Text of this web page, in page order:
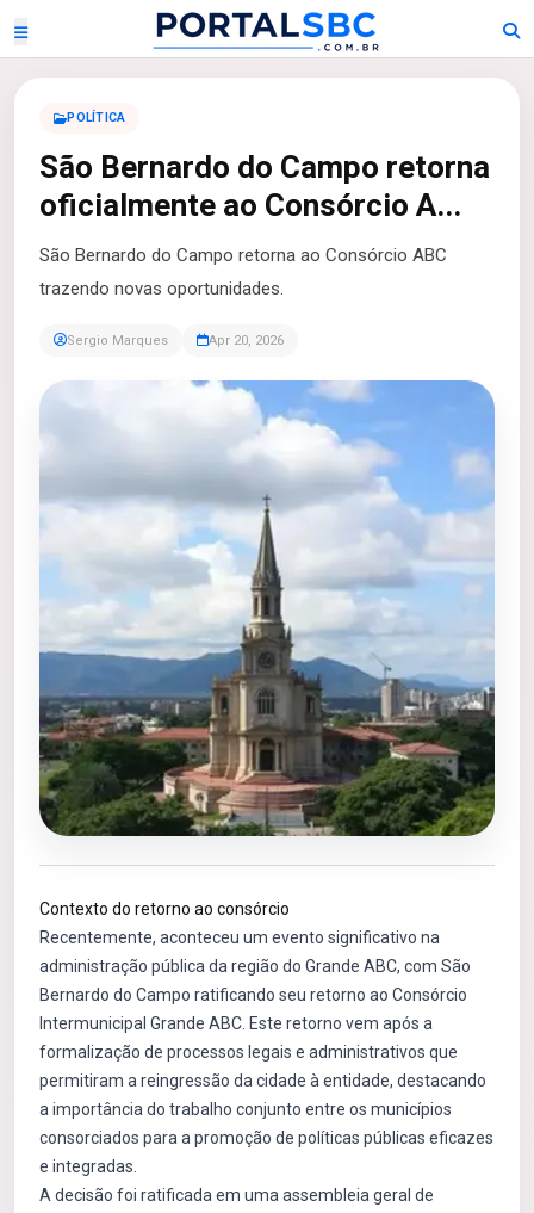
POLÍTICA
São Bernardo do Campo retorna
oficialmente ao Consórcio A...
São Bernardo do Campo retorna ao Consórcio ABC
trazendo novas oportunidades.
Sergio Marques Apr 20, 2026
Contexto do retorno ao consórcio
Recentemente, aconteceu um evento significativo na
administração pública da região do Grande ABC, com São
Bernardo do Campo ratificando seu retorno ao Consórcio
Intermunicipal Grande ABC. Este retorno vem após a
formalização de processos legais e administrativos que
permitiram a reingressão da cidade à entidade, destacando
a importância do trabalho conjunto entre os municípios
consorciados para a promoção de políticas públicas eficazes
e integradas.
A decisão foi ratificada em uma assembleia geral de